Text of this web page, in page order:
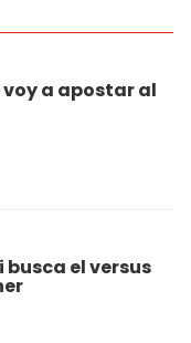
a apostar al
el versus